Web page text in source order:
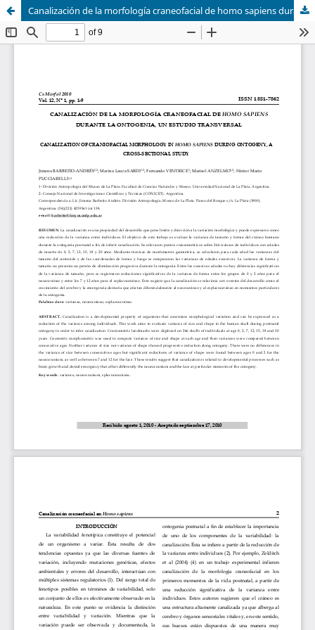
Canalización de la morfología craneofacial de homo sapiens durante la ontogenia, un estudio transversal